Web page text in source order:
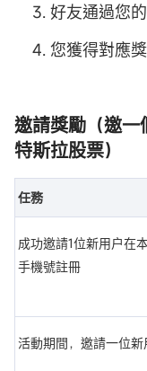
好友通過您
您獲得對應
邀請獎勵（邀一
特斯拉股票）
任務
成功邀請1位新用户在
手機號註冊
活動期間，邀請一位新